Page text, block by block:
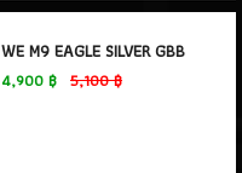
WE M9 EAGLE SILVER GBB
4,900 ฿ 5,100 ฿